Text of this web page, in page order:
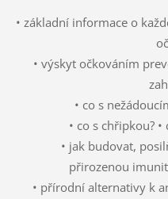
• základní informace o
• výskyt očkováním
• co s
• co s chřipkou?
• jak budovat,
přirozenou
• přírodní alternativy k